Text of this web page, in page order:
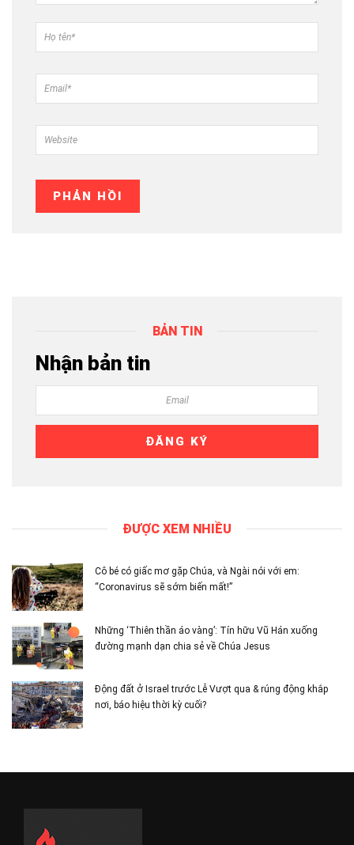
BẢN TIN
Nhận bản tin
ĐƯỢC XEM NHIỀU
Cô bé có giấc mơ gặp Chúa, và Ngài nói với em:
“Coronavirus sẽ sớm biến mất!”
Những ‘Thiên thần áo vàng’: Tín hữu Vũ Hán xuống
đường mạnh dạn chia sẻ về Chúa Jesus
Động đất ở Israel trước Lễ Vượt qua & rúng động khắp
nơi, báo hiệu thời kỳ cuối?